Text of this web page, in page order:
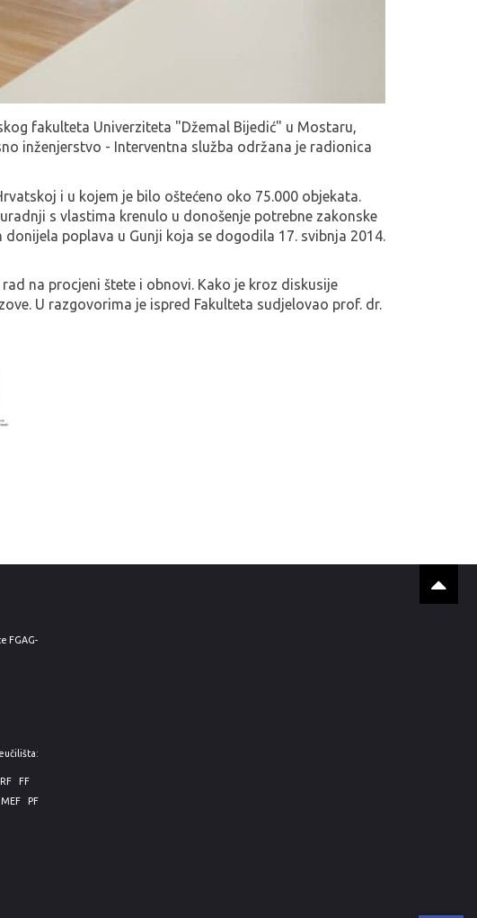
fakulteta Univerziteta "Džemal Bijedić" u Mostaru,
inženjerstvo - Interventna služba održana je radionica
i u kojem je bilo oštećeno oko 75.000 objekata.
s vlastima krenulo u donošenje potrebne zakonske
poplava u Gunji koja se dogodila 17. svibnja 2014.
na procjeni štete i obnovi. Kako je kroz diskusije
U razgovorima je ispred Fakulteta sudjelovao prof. dr.
FGAG-
FF
MEF PF